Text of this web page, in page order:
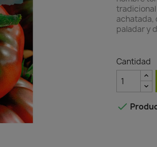
tradicional
achatada,
paladar y
Cantidad
